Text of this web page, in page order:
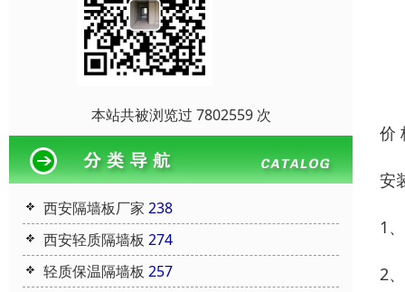
本站共被浏览过 7802559 次
西安隔墙板厂家 238
西安轻质隔墙板 274
轻质保温隔墙板 257
价
安
1
2